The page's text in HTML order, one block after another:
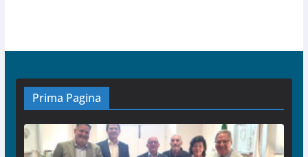
Prima Pagina